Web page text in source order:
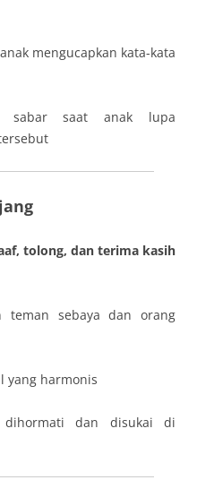
mengucapkan kata-kata
sabar saat anak lupa
tolong, dan terima kasih
teman sebaya dan orang
yang harmonis
dan disukai di